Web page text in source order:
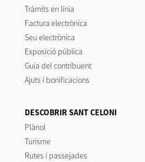
Tràmits en línia
Factura electrònica
Seu electrònica
Exposició pública
Guia del contribuent
Ajuts i bonificacions
DESCOBRIR SANT CELONI
Plànol
Turisme
Rutes i passejades